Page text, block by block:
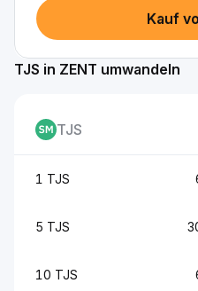
Kauf
TJS in ZENT umwandeln
TJS
1 TJS
5 TJS
10 TJS